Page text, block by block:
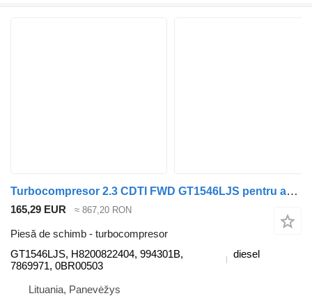
Turbocompresor 2.3 CDTI FWD GT1546LJS pentru automobil Opel MOVANO B
165,29 EUR ≈ 867,20 RON
Piesă de schimb - turbocompresor
GT1546LJS, H8200822404, 994301B,
7869971, 0BR00503
diesel
Lituania, Panevėžys